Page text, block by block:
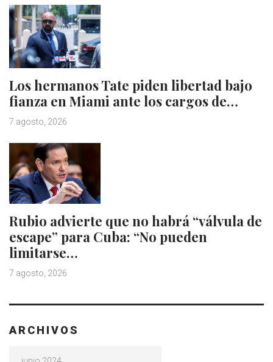
Los hermanos Tate piden libertad bajo
fianza en Miami ante los cargos de…
7 agosto, 2026
Rubio advierte que no habrá “válvula de
escape” para Cuba: “No pueden
limitarse…
7 agosto, 2026
ARCHIVOS